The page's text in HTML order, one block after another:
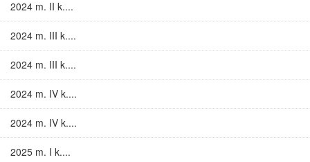
2024 m. II k....
2024 m. III k....
2024 m. III k....
2024 m. IV k....
2024 m. IV k....
2025 m. I k....